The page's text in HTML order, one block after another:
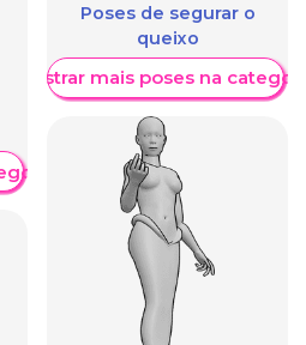
Poses de segurar o
queixo
Mostrar mais poses na